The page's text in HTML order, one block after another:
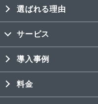
選ばれる理由
サービス
導入事例
料金